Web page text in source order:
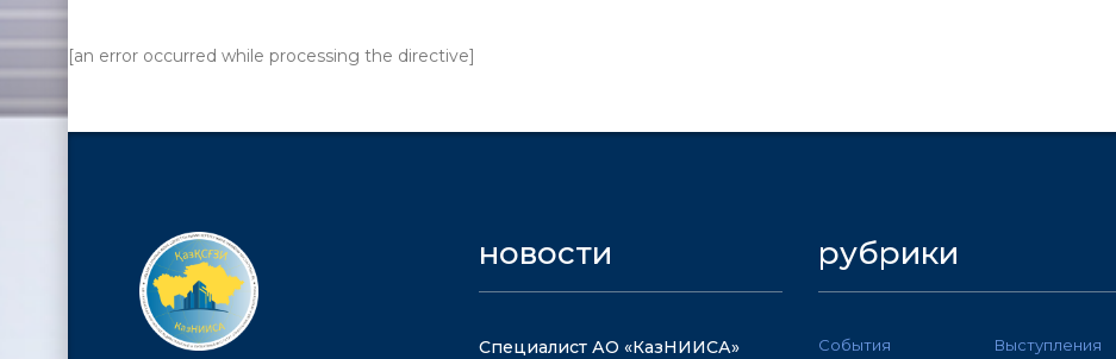
[an error occurred while processing the directive]
новости
Специалист АО «КазНИИСА»
рубрики
События Выступления